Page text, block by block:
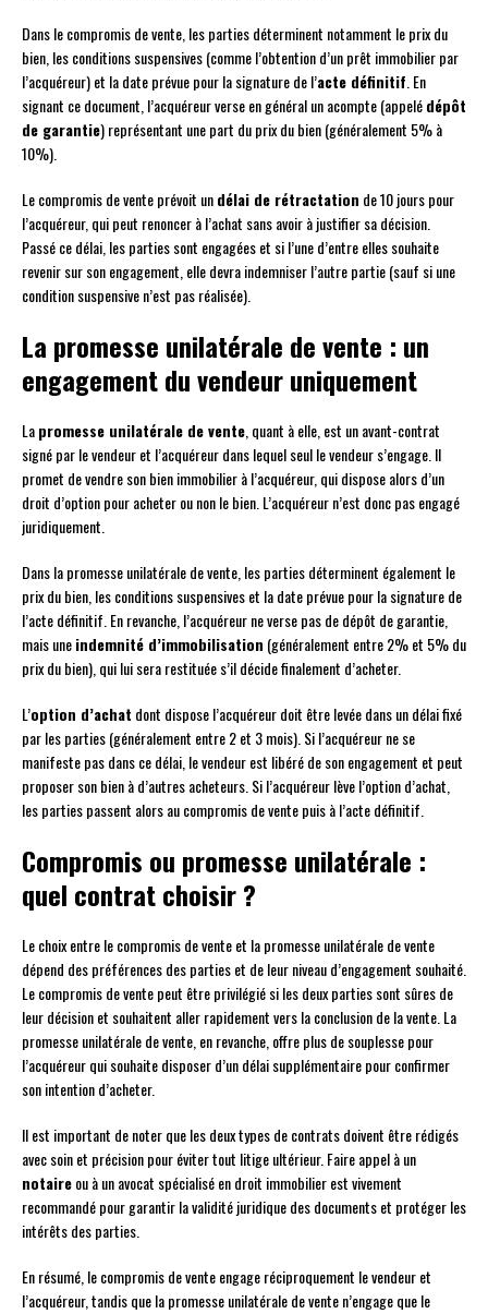
Dans le compromis de vente, les parties déterminent notamment le prix du
bien, les conditions suspensives (comme l’obtention d’un prêt immobilier par
l’acquéreur) et la date prévue pour la signature de l’acte définitif . En
signant ce document, l’acquéreur verse en général un acompte (appelédépôt
de garantie) représentant une part du prix du bien (généralement 5% à
10%).
Le compromis de vente prévoit undélai de rétractation de 10 jours pour
l’acquéreur, qui peut renoncer à l’achat sans avoir à justifier sa décision.
Passé ce délai, les parties sont engagées et si l’une d’entre elles souhaite
revenir sur son engagement, elle devra indemniser l’autre partie (sauf si une
condition suspensive n’est pas réalisée).
La promesse unilatérale de vente : un
engagement du vendeur uniquement
Lapromesse unilatérale de vente , quant à elle, est un avant-contrat
signé par le vendeur et l’acquéreur dans lequel seul le vendeur s’engage. Il
promet de vendre son bien immobilier à l’acquéreur, qui dispose alors d’un
droit d’option pour acheter ou non le bien. L’acquéreur n’est donc pas engagé
juridiquement.
Dans la promesse unilatérale de vente, les parties déterminent également le
prix du bien, les conditions suspensives et la date prévue pour la signature de
l’acte définitif. En revanche, l’acquéreur ne verse pas de dépôt de garantie,
mais uneindemnité d’immobilisation (généralement entre 2% et 5% du
prix du bien), qui lui sera restituée s’il décide finalement d’acheter.
L’option d’achat dont dispose l’acquéreur doit être levée dans un délai fixé
par les parties (généralement entre 2 et 3 mois). Si l’acquéreur ne se
manifeste pas dans ce délai, le vendeur est libéré de son engagement et peut
proposer son bien à d’autres acheteurs. Si l’acquéreur lève l’option d’achat,
les parties passent alors au compromis de vente puis à l’acte définitif.
Compromis ou promesse unilatérale :
quel contrat choisir ?
Le choix entre le compromis de vente et la promesse unilatérale de vente
dépend des préférences des parties et de leur niveau d’engagement souhaité.
Le compromis de vente peut être privilégié si les deux parties sont sûres de
leur décision et souhaitent aller rapidement vers la conclusion de la vente. La
promesse unilatérale de vente, en revanche, offre plus de souplesse pour
l’acquéreur qui souhaite disposer d’un délai supplémentaire pour confirmer
son intention d’acheter.
Il est important de noter que les deux types de contrats doivent être rédigés
avec soin et précision pour éviter tout litige ultérieur. Faire appel à un
notaireou à un avocat spécialisé en droit immobilier est vivement
recommandé pour garantir la validité juridique des documents et protéger les
intérêts des parties.
En résumé, le compromis de vente engage réciproquement le vendeur et
l’acquéreur, tandis que la promesse unilatérale de vente n’engage que le